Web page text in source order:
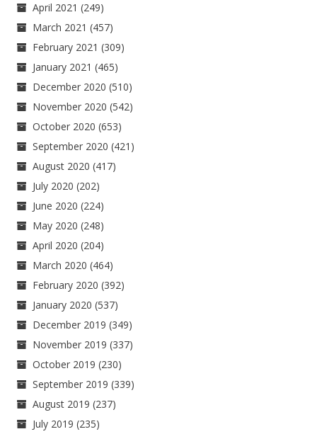
April 2021 (249)
March 2021 (457)
February 2021 (309)
January 2021 (465)
December 2020 (510)
November 2020 (542)
October 2020 (653)
September 2020 (421)
August 2020 (417)
July 2020 (202)
June 2020 (224)
May 2020 (248)
April 2020 (204)
March 2020 (464)
February 2020 (392)
January 2020 (537)
December 2019 (349)
November 2019 (337)
October 2019 (230)
September 2019 (339)
August 2019 (237)
July 2019 (235)